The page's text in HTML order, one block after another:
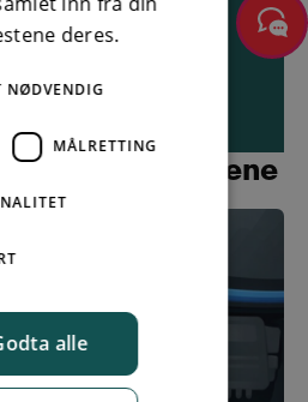
deres.
NØDVENDIG
MÅLRETTING
alle